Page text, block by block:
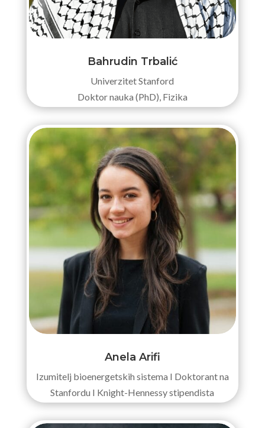
Bahrudin Trbalić
Univerzitet Stanford
Doktor nauka (PhD), Fizika
Anela Arifi
Izumitelj bioenergetskih sistema I Doktorant na
Stanfordu I Knight-Hennessy stipendista